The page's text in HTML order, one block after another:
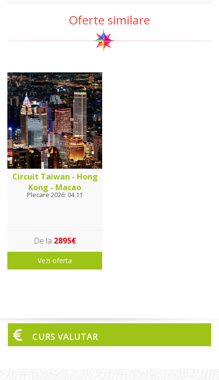
Oferte similare
Circuit Taiwan - Hong
Kong - Macao
Plecare 2026: 04.11
De la 2895€
Vezi oferta
CURS VALUTAR